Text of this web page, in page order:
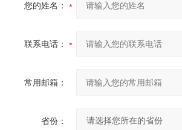
您的姓名：
联系电话：
常用邮箱：
省份：